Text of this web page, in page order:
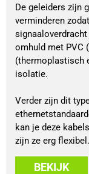
De geleiders zijn
verminderen
omhuld met PVC
(thermoplastisch
isolatie.
Verder zijn dit
kan je deze
zijn ze erg flexibel.
BEKIJK